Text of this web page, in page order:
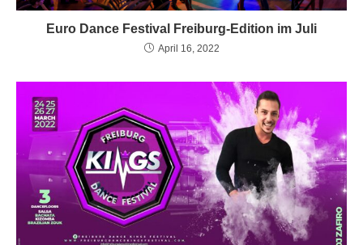
Euro Dance Festival Freiburg-Edition im Juli
April 16, 2022